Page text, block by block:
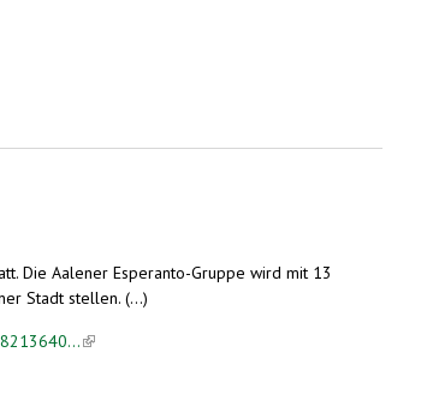
Die Aalener Esperanto-Gruppe wird mit 13
Stadt stellen. (...)
(link is external)